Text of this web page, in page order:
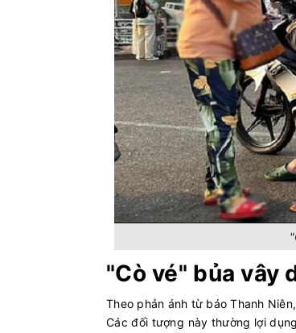
"Cò vé" bủa vây
Theo phản ánh từ báo Thanh
Các đối tượng này thường lợi